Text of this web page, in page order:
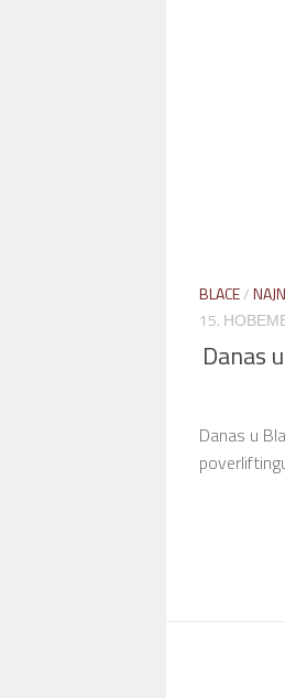
BLACE/
15.
Danas
Danas u